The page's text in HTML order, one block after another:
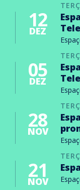
12
DEZ
05
DEZ
28
NOV
21
NOV